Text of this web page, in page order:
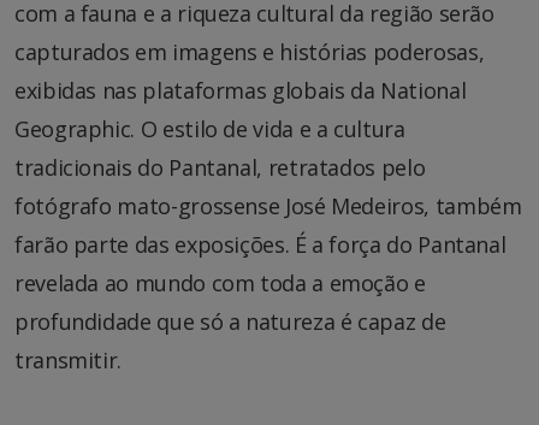
com a fauna e a riqueza cultural da região serão
capturados em imagens e histórias poderosas,
exibidas nas plataformas globais da National
Geographic. O estilo de vida e a cultura
tradicionais do Pantanal, retratados pelo
fotógrafo mato-grossense José Medeiros, também
farão parte das exposições. É a força do Pantanal
revelada ao mundo com toda a emoção e
profundidade que só a natureza é capaz de
transmitir.